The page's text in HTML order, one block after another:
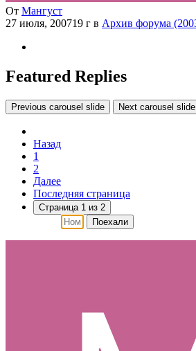
От Мангуст
27 июля, 200719 г в Архив форума
Featured Replies
Previous carousel slide Next carousel slide
Назад
1
2
Далее
Последняя страница
Страница 1 из 2
Поехали